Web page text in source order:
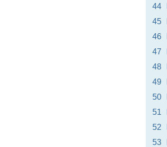
44
45
46
47
48
49
50
51
52
53